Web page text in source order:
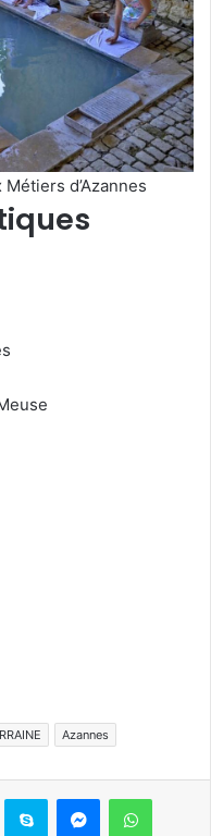
d’Azannes
Azannes
Skype Messenger